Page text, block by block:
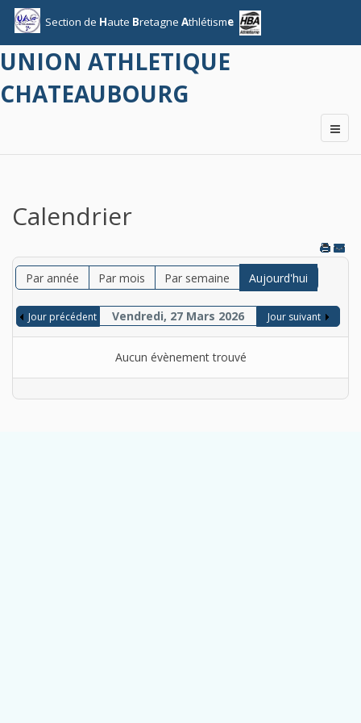
Section de Haute Bretagne Athlétisme
UNION ATHLETIQUE
CHATEAUBOURG
Calendrier
Par année Par mois Par semaine Aujourd'hui
Jour précédent Vendredi, 27 Mars 2026 Jour suivant
Aucun évènement trouvé